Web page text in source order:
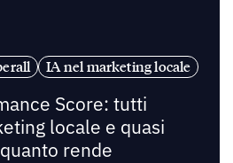
IA nel marketing locale
Score: tutti
locale e quasi
rende